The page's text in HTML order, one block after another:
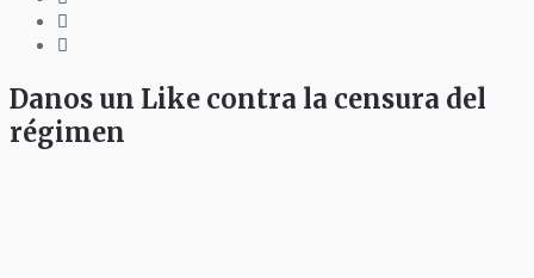
Danos un Like contra la censura del
régimen